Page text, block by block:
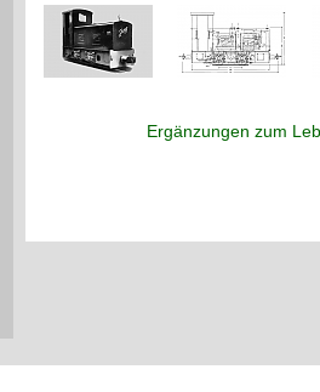
Ergänzungen zum